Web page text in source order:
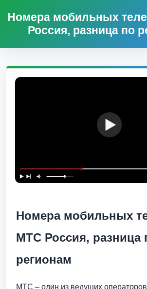
Номера мобильных
Россия, разница по
Номера мобильных
МТС Россия, разница
регионам
МТС – один из ведущих